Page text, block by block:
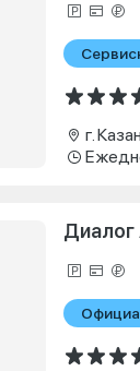
г.
Диалог